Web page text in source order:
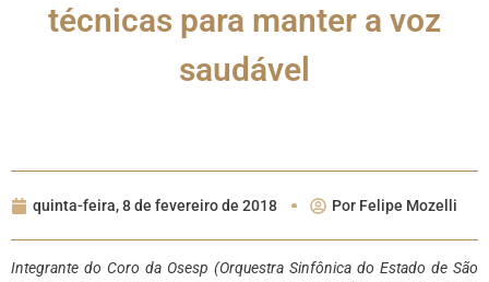
técnicas para manter a voz
saudável
quinta-feira, 8 de fevereiro de 2018 Por Felipe Mozelli
Integrante do Coro da Osesp (Orquestra Sinfônica do Estado de São